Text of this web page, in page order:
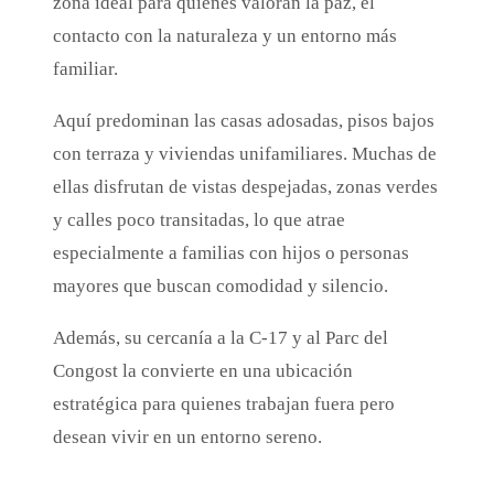
contacto con la naturaleza y un entorno más
familiar.
Aquí predominan las casas adosadas, pisos bajos
con terraza y viviendas unifamiliares. Muchas de
ellas disfrutan de vistas despejadas, zonas verdes
y calles poco transitadas, lo que atrae
especialmente a familias con hijos o personas
mayores que buscan comodidad y silencio.
Además, su cercanía a la C-17 y al Parc del
Congost la convierte en una ubicación
estratégica para quienes trabajan fuera pero
desean vivir en un entorno sereno.